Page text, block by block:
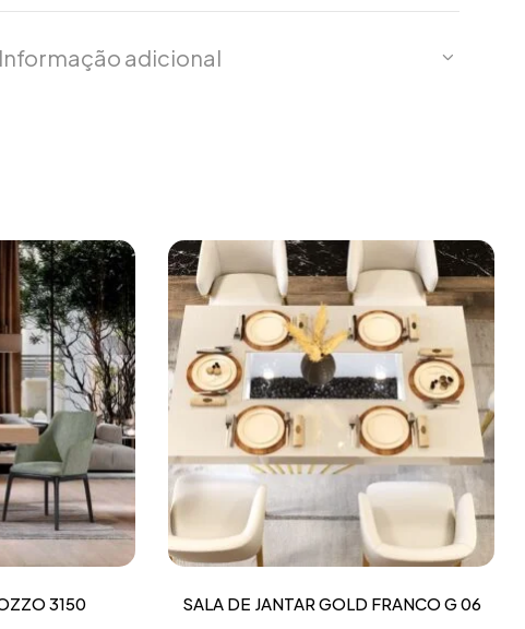
Informação adicional
3150 SALA DE JANTAR GOLD FRANCO G 06